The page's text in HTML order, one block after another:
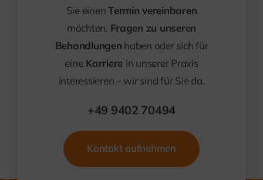
Sie einenTermin vereinbaren
möchten, Fragen zu unseren
Behandlungen haben oder sich für
eine Karriere in unserer Praxis
interessieren – wir sind für Sie da.
+49 9402 70494
Kontakt aufnehmen